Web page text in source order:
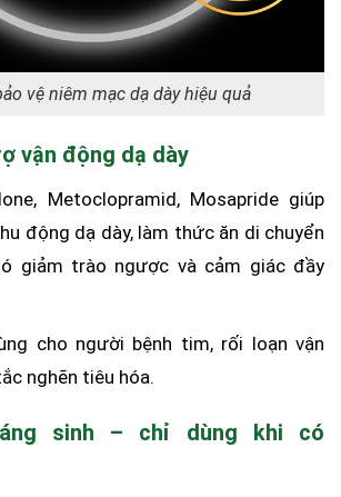
vệ niêm mạc dạ dày hiệu quả
vận động dạ dày
Metoclopramid, Mosapride giúp
động dạ dày, làm thức ăn di chuyển
giảm trào ngược và cảm giác đầy
cho người bệnh tim, rối loạn vận
nghẽn tiêu hóa.
sinh – chỉ dùng khi có